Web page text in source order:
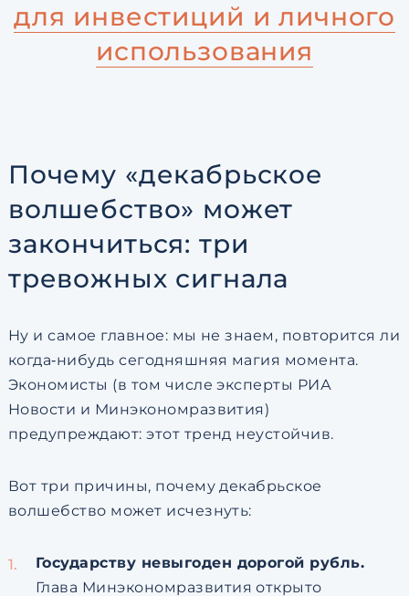
для инвестиций и личного
использования
Почему «декабрьское
волшебство» может
закончиться: три
тревожных сигнала
Ну и самое главное: мы не знаем, повторится ли
когда‑нибудь сегодняшняя магия момента.
Экономисты (в том числе эксперты РИА
Новости и Минэкономразвития)
предупреждают: этот тренд неустойчив.
Вот три причины, почему декабрьское
волшебство может исчезнуть:
Государству невыгоден дорогой рубль.
Глава Минэкономразвития открыто